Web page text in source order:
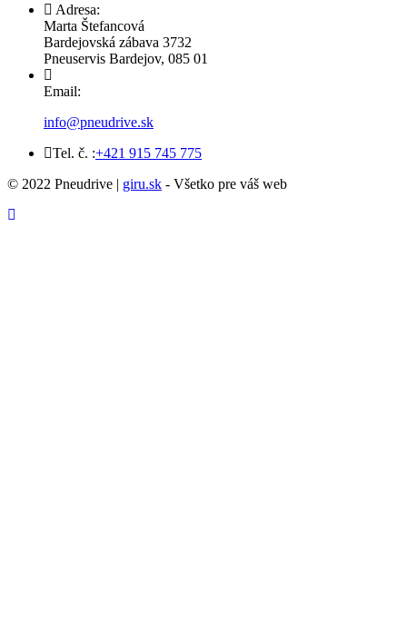
Adresa:
Marta Štefancová
Bardejovská zábava 3732
Pneuservis Bardejov, 085 01
Email:
info@pneudrive.sk
Tel. č. :+421 915 745 775
© 2022 Pneudrive | giru.sk - Všetko pre váš web